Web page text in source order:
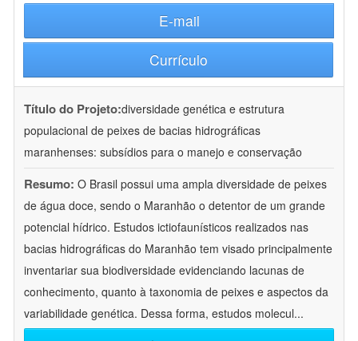
E-mail
Currículo
Título do Projeto:diversidade genética e estrutura
populacional de peixes de bacias hidrográficas
maranhenses: subsídios para o manejo e conservação
Resumo: O Brasil possui uma ampla diversidade de peixes
de água doce, sendo o Maranhão o detentor de um grande
potencial hídrico. Estudos ictiofaunísticos realizados nas
bacias hidrográficas do Maranhão tem visado principalmente
inventariar sua biodiversidade evidenciando lacunas de
conhecimento, quanto à taxonomia de peixes e aspectos da
variabilidade genética. Dessa forma, estudos molecul...